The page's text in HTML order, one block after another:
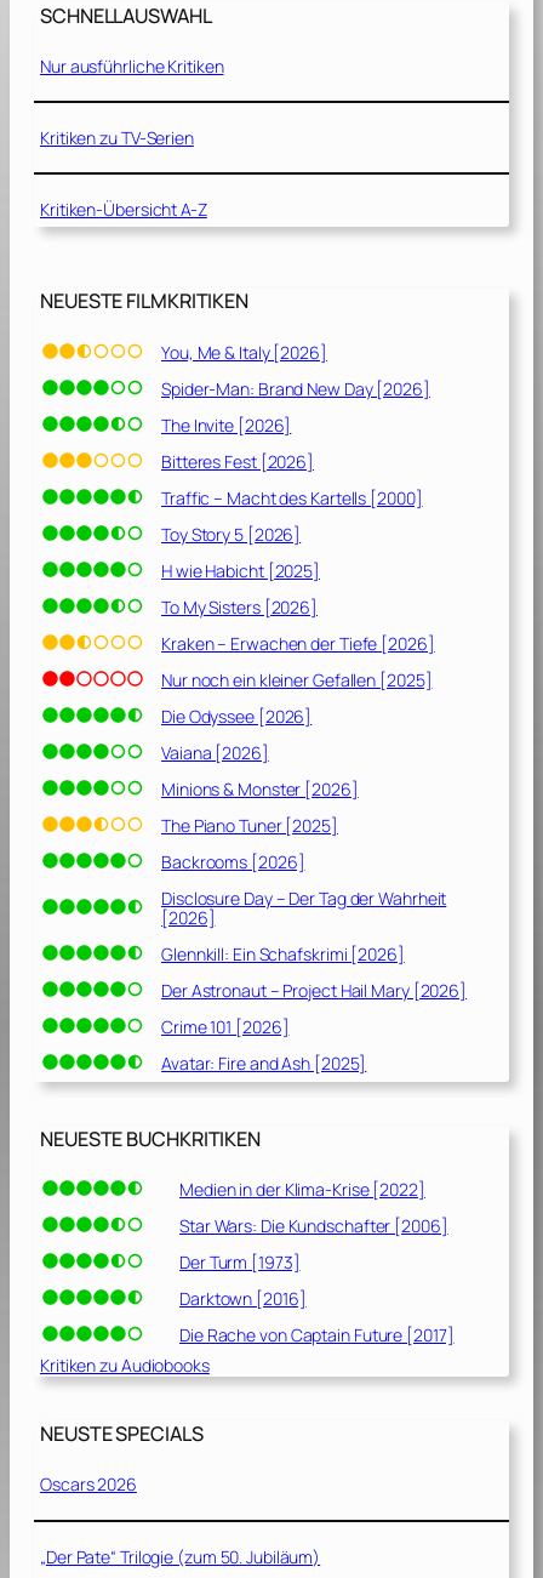
:
i
n
r
ß
e
d
e
d
o
r
e
n
[
2
0
1
9
]
SCHNELLAUSWAHL
Nur ausführliche Kritiken
Kritiken zu TV-Serien
Kritiken-Übersicht A-Z
NEUESTE FILMKRITIKEN
You, Me & Italy [2026]
Spider-Man: Brand New Day [2026]
The Invite [2026]
Bitteres Fest [2026]
Traffic – Macht des Kartells [2000]
Toy Story 5 [2026]
H wie Habicht [2025]
To My Sisters [2026]
Kraken – Erwachen der Tiefe [2026]
Nur noch ein kleiner Gefallen [2025]
Die Odyssee [2026]
Vaiana [2026]
Minions & Monster [2026]
The Piano Tuner [2025]
Backrooms [2026]
Disclosure Day – Der Tag der Wahrheit
[2026]
Glennkill: Ein Schafskrimi [2026]
Der Astronaut – Project Hail Mary [2026]
Crime 101 [2026]
Avatar: Fire and Ash [2025]
NEUESTE BUCHKRITIKEN
Medien in der Klima-Krise [2022]
Star Wars: Die Kundschafter [2006]
Der Turm [1973]
Darktown [2016]
Die Rache von Captain Future [2017]
Kritiken zu Audiobooks
NEUSTE SPECIALS
Oscars 2026
„Der Pate“ Trilogie (zum 50. Jubiläum)